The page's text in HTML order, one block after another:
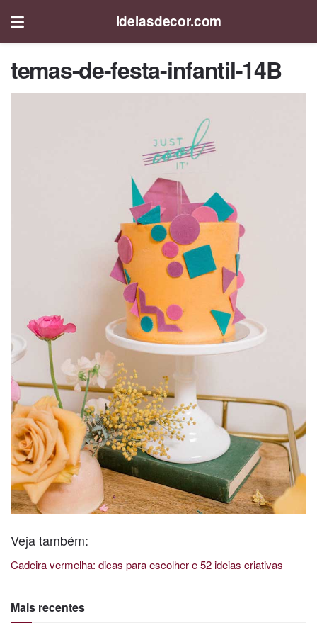
ideiasdecor.com
temas-de-festa-infantil-14B
Veja também:
Cadeira vermelha: dicas para escolher e 52 ideias criativas
Mais recentes